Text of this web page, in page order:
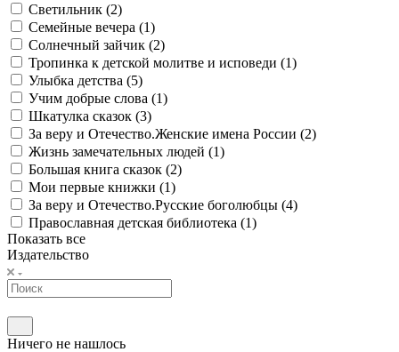
Светильник (2)
Семейные вечера (1)
Солнечный зайчик (2)
Тропинка к детской молитве и исповеди (1)
Улыбка детства (5)
Учим добрые слова (1)
Шкатулка сказок (3)
За веру и Отечество.Женские имена России (2)
Жизнь замечательных людей (1)
Большая книга сказок (2)
Мои первые книжки (1)
За веру и Отечество.Русские боголюбцы (4)
Православная детская библиотека (1)
Показать все
Издательство
Ничего не нашлось